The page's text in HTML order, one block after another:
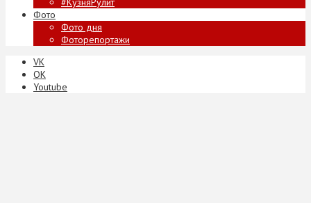
Фото
Фото дня
Фоторепортажи
VK
ОК
Youtube